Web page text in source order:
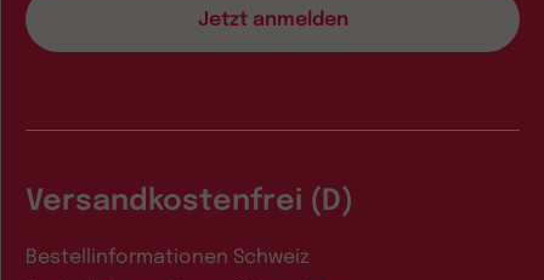
Versandkostenfrei (D)
Bestellinformationen Schweiz